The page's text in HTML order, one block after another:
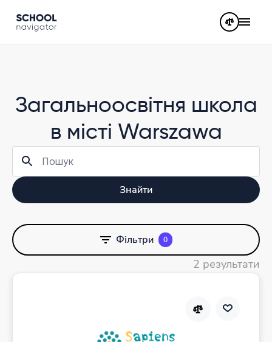
Загальноосвітня школа
в місті Warszawa
Знайти
Фільтри 0
2 результати